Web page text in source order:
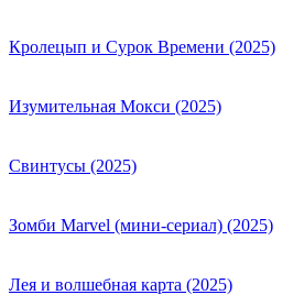
Кролецып и Сурок Времени (2025)
Изумительная Мокси (2025)
Свинтусы (2025)
Зомби Marvel (мини-сериал) (2025)
Лея и волшебная карта (2025)